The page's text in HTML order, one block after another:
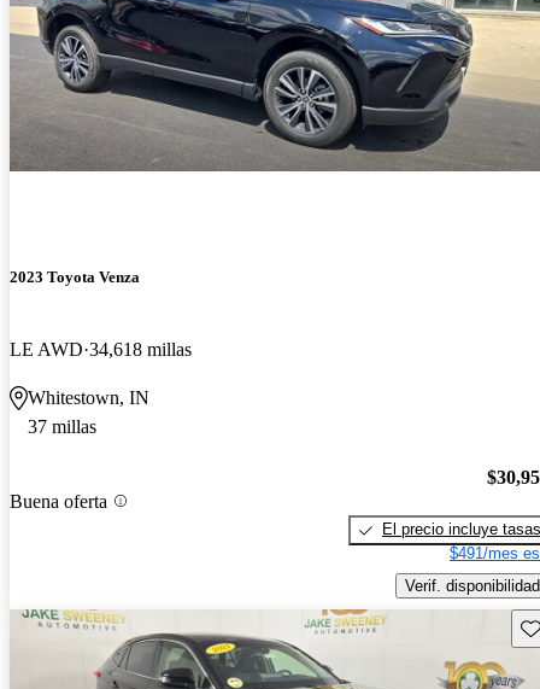
2023 Toyota Venza
LE AWD 34,618 millas
Whitestown, IN
37 millas
Buena oferta
El precio incluye tasas
$491/mes
Verif. disponibilidad